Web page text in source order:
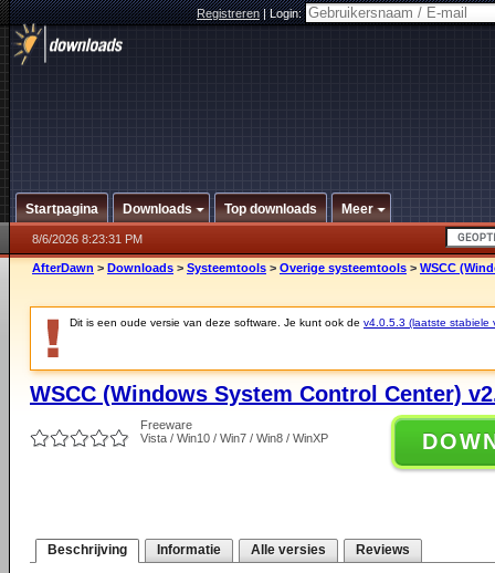
Registreren|Login:
Startpagina Downloads Top downloads Meer
8/6/2026 8:23:31 PM
AfterDawn > Downloads > Systeemtools > Overige systeemtools > WSCC
Dit is een oude versie van deze software. Je kunt ook de v4.0.5.3 (laatste stabiele
WSCC (Windows System Control Center)
Freeware
Vista / Win10 / Win7 / Win8 / WinXP
Beschrijving Informatie Alle versies Reviews